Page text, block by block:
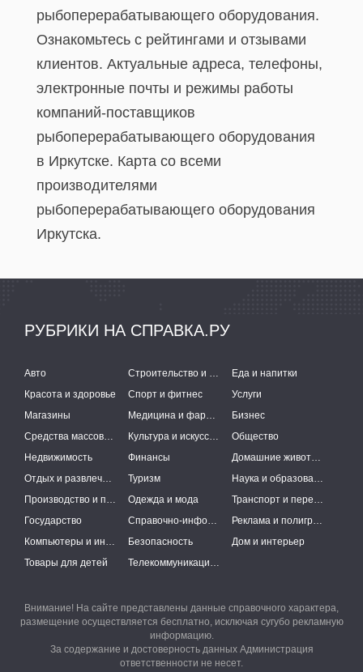
рыбоперерабатывающего оборудования.
Ознакомьтесь с рейтингами и отзывами
клиентов. Актуальные адреса, телефоны,
электронные почты и режимы работы
компаний-поставщиков
рыбоперерабатывающего оборудования
в Иркутске. Карта со всеми
производителями
рыбоперерабатывающего оборудования
Иркутска.
РУБРИКИ НА СПРАВКА.РУ
Авто Строительство и ремонт
Еда и напитки
Красота и здоровье
Спорт и фитнес
Услуги
Магазины
Медицина и фармацевтика
Бизнес
Средства массовой информации
Культура и искусство
Общество
Недвижимость
Финансы
Домашние животные
Отдых и развлечения
Туризм
Наука и образование
Производство и поставки
Одежда и мода
Транспорт и перевозки
Государство
Справочно-информационные системы
Реклама и полиграфия
Компьютеры и интернет
Безопасность
Дом и интерьер
Товары для детей
Телекоммуникации и связь
Внимание! На сайте представлены данные справочного характера,
размещение осуществляется бесплатно, исключая сугубо рекламную
информацию.
За содержание и достоверность данных Администрация
ответственности не несет.